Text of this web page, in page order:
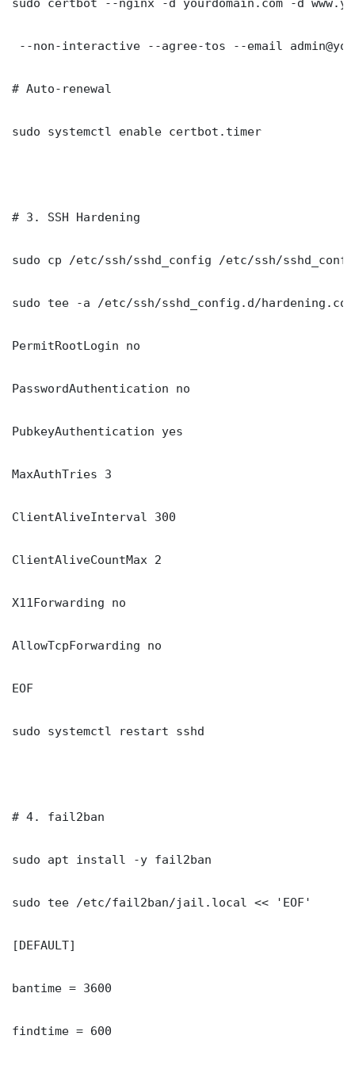
sudo certbot --nginx -d yourdomain.com -d
--non-interactive --agree-tos --email
# Auto-renewal
sudo systemctl enable certbot.timer
# 3. SSH Hardening
sudo cp /etc/ssh/sshd_config /etc/ssh/
sudo tee -a /etc/ssh/sshd_config.d/
PermitRootLogin no
PasswordAuthentication no
PubkeyAuthentication yes
MaxAuthTries 3
ClientAliveInterval 300
ClientAliveCountMax 2
X11Forwarding no
AllowTcpForwarding no
EOF
sudo systemctl restart sshd
# 4. fail2ban
sudo apt install -y fail2ban
sudo tee /etc/fail2ban/jail.local << 'EOF'
[DEFAULT]
bantime = 3600
findtime = 600